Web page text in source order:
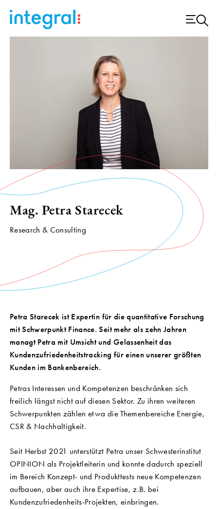
Mag. Petra Starecek
Research & Consulting
Petra Starecek ist Expertin für die quantitative Forschung
mit Schwerpunkt Finance. Seit mehr als zehn Jahren
managt Petra mit Umsicht und Gelassenheit das
Kundenzufriedenheitstracking für einen unserer größten
Kunden im Bankenbereich.
Petras Interessen und Kompetenzen beschränken sich
freilich längst nicht auf diesen Sektor. Zu ihren weiteren
Schwerpunkten zählen etwa die Themenbereiche Energie,
CSR & Nachhaltigkeit.
Seit Herbst 2021 unterstützt Petra unser Schwesterinstitut
OPINION als Projektleiterin und konnte dadurch speziell
im Bereich Konzept- und Produkttests neue Kompetenzen
aufbauen, aber auch ihre Expertise, z.B. bei
Kundenzufriedenheits-Projekten, einbringen.